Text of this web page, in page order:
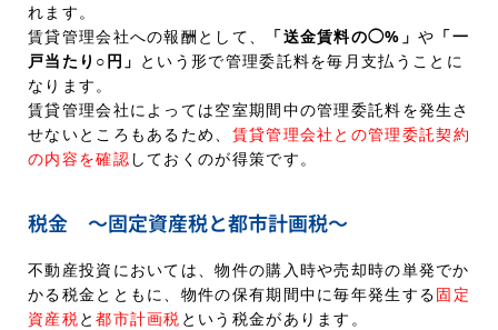
れます。
賃貸管理会社への報酬として、
「送金賃料の◯%」 や 「一
戸当たり○円」 という形で管理委託料を毎月支払うことに
なります。
賃貸管理会社によっては空室期間中の管理委託料を発生さ
せないところもあるため、 賃貸管理会社との管理委託契約
の内容を確認 しておくのが得策です。
税金 ～固定資産税と都市計画税～
不動産投資においては、物件の購入時や売却時の単発でか
かる税金とともに、物件の保有期間中に毎年発生する固定
資産税と都市計画税 という税金があります。